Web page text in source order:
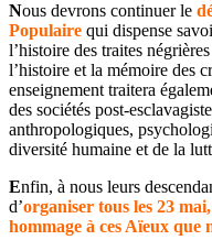
Nous devrons continuer le
Populaire qui dispense
l’histoire des traites
l’histoire et la mémoire des
enseignement traitera
des sociétés post-
anthropologiques,
diversité humaine et de la
Enfin, à nous leurs
d’organiser tous les 23
hommage à ces Aïeux que